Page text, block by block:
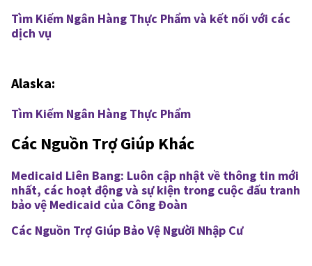
Tìm Kiếm Ngân Hàng Thực Phẩm và kết nối với các
dịch vụ
Alaska:
Tìm Kiếm Ngân Hàng Thực Phẩm
Các Nguồn Trợ Giúp Khác
Medicaid Liên Bang: Luôn cập nhật về thông tin mới
nhất, các hoạt động và sự kiện trong cuộc đấu tranh
bảo vệ Medicaid của Công Đoàn
Các Nguồn Trợ Giúp Bảo Vệ Người Nhập Cư